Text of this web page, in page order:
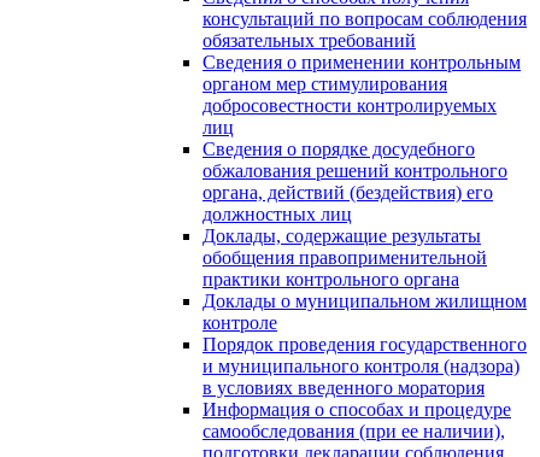
консультаций по вопросам соблюдения
обязательных требований
Сведения о применении контрольным
органом мер стимулирования
добросовестности контролируемых
лиц
Сведения о порядке досудебного
обжалования решений контрольного
органа, действий (бездействия) его
должностных лиц
Доклады, содержащие результаты
обобщения правоприменительной
практики контрольного органа
Доклады о муниципальном жилищном
контроле
Порядок проведения государственного
и муниципального контроля (надзора)
в условиях введенного моратория
Информация о способах и процедуре
самообследования (при ее наличии),
подготовки декларации соблюдения